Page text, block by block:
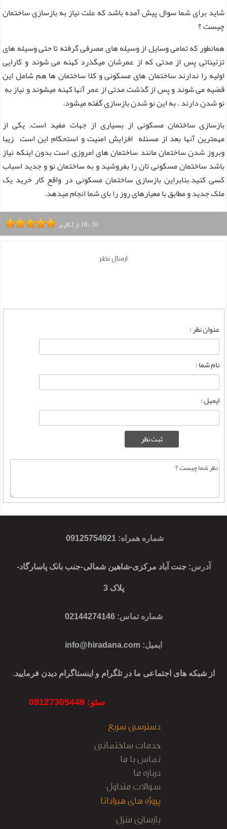
شاید برای شما سوال پیش آمده باشد که علت نیاز به بازسازی ساختمان
چیست ؟
همانطور که تمامی وسایل از وسیله های مصرفی گرفته تا حتی وسیله های
تزئیناتی پس از مدتی که از عمرشان میگذرد کهنه می شوند و کارایی
اولیه را ندارند ساختمان های مسکونی و کلا ساختمان ها هم شامل این
قضیه می شوند و پس از گذشت مدتی از عمر آنها کهنه میشوند و نیاز به
نو شدن دارند . به این نو شدن بازسازی گفته میشود.
بازسازی ساختمان مسکونی از بسیاری از جهات مفید است. یکی از
مهمترین آنها بعد از مسئله افزایش امنیت و استحکام این است زیبا
وبروز شدن ساختمان مانند ساختمان های امروزی است بدون اینکه نیاز
باشد ساختمان مسکونی تان را بفروشید و به ساختمان نو و جدید اسباب
کسی کنید.بنابراین بازسازی ساختمان مسکونی در واقع کار خرید یک
ملک جدید و مطابق با معیارهای روز را بای شما انجام میدهد.
10/10 از2کاربر
ارسال نظر
عنوان نظر :
نام شما :
ایمیل :
شماره همراه:
09125754921
آدرس: جنت آباد مرکزی-شاهین شمالی-جنب بانک پاسارگاد-
پلاک 3
شماره تماس: 02144274146
ایمیل:
info@hiradana.com
از شبکه های اجتماعی ما در تلگرام و اینستاگرام دیدن فرمایید.
سئو: 09127305449
دسترسی سریع
خدمات ساختمانی
تماس با ما
درباره ما
سوالات متداول
پروژه های هیرادانا
بازسازی منزل